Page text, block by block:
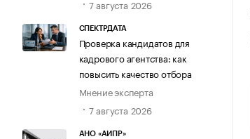
7 августа 2026
СПЕКТРДАТА
Проверка кандидатов для
кадрового агентства: как
повысить качество отбора
Мнение эксперта
7 августа 2026
АНО «АИПР»